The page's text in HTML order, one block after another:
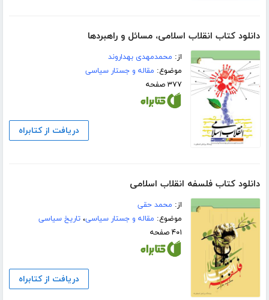
دانلود کتاب انقلاب اسلامی، مسائل و راهبردها
از: محمدمهدی بهداروند
موضوع: مقاله و جستار سیاسی
۳۷۷ صفحه
دریافت از کتابراه
دانلود کتاب فلسفه انقلاب اسلامی
از: محمد حقی
موضوع: مقاله و جستار سیاسی،تاریخ سیاسی
۴۰۱ صفحه
دریافت از کتابراه